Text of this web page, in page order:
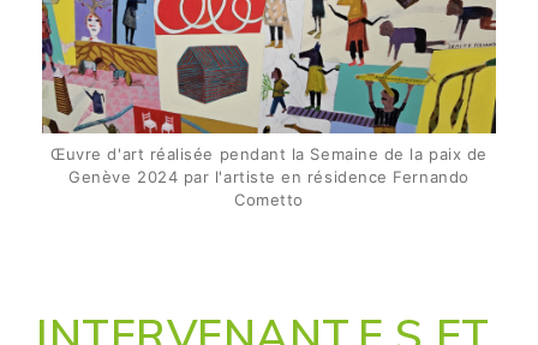
Œuvre d'art réalisée pendant la Semaine de la paix de
Genève 2024 par l'artiste en résidence Fernando
Cometto